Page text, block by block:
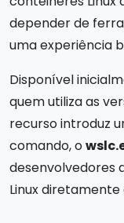
depender de
uma experiência
Disponível
quem utiliza as
recurso introduz
comando, o
desenvolvedores
Linux